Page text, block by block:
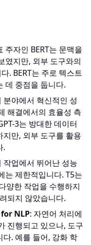
주자인 BERT는 문맥을
였지만, 외부 도구와의
. BERT는 주로 텍스트
데 중점을 둡니다.
분야에서 혁신적인 성
해결에서의 효율성 측
3는 방대한 데이터
만, 외부 도구를 활용
.
작업에서 뛰어난 성능
는 제한적입니다. T5는
양한 작업을 수행하지
되지 않았습니다.
NLP: 자연어 처리에
진행되고 있으나, 도구
. 예를 들어, 강화 학